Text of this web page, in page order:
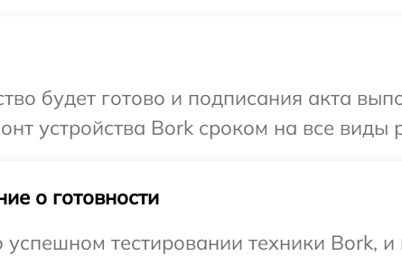
будет готово и подписания акта
устройства Bork сроком на все виды
о готовности
тестировании техники Bork, и